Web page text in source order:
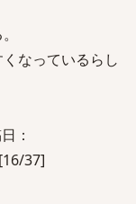
なっているらし
：
37]